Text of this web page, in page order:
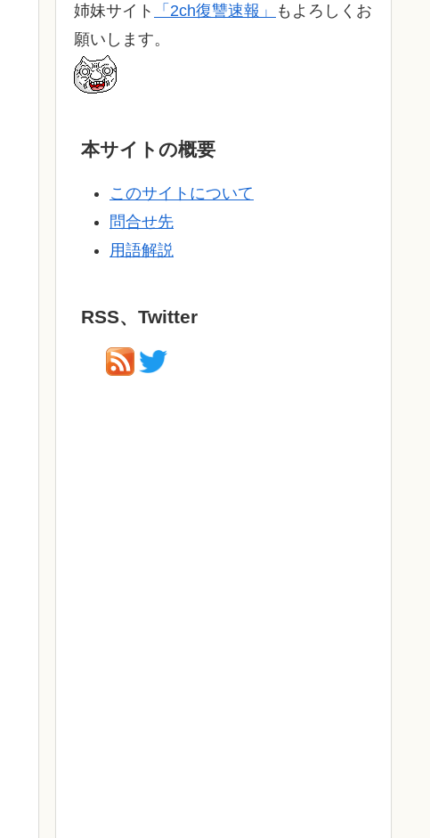
姉妹サイト 「2ch復讐速報」
もよろしくお
願いします。
本サイトの概要
このサイトについて
問合せ先
用語解説
RSS、Twitter